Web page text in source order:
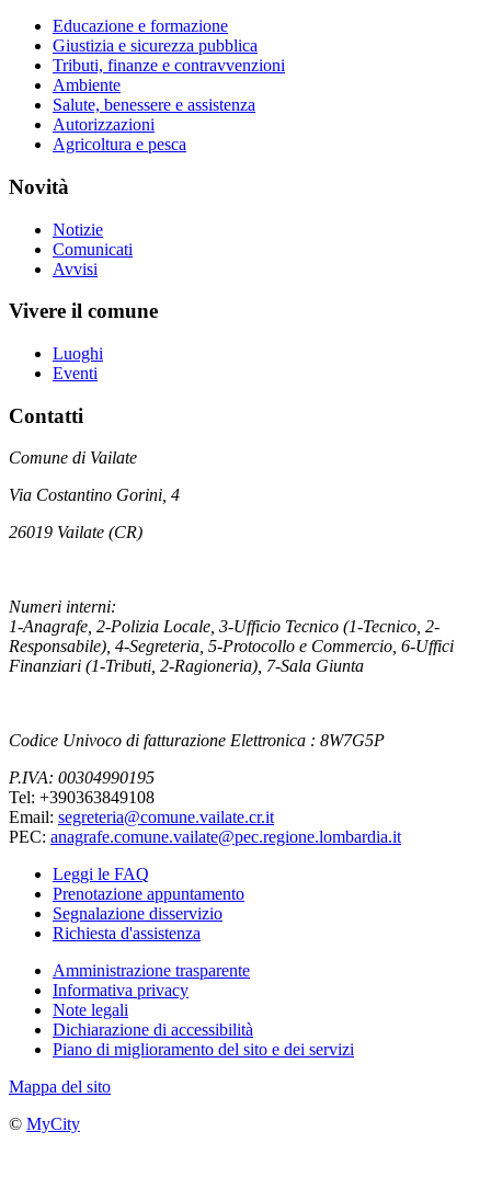
Educazione e formazione
Giustizia e sicurezza pubblica
Tributi, finanze e contravvenzioni
Ambiente
Salute, benessere e assistenza
Autorizzazioni
Agricoltura e pesca
Novità
Notizie
Comunicati
Avvisi
Vivere il comune
Luoghi
Eventi
Contatti
Comune di Vailate
Via Costantino Gorini, 4
26019 Vailate (CR)
Numeri interni:
1-Anagrafe, 2-Polizia Locale, 3-Ufficio Tecnico (1-Tecnico, 2-
Responsabile), 4-Segreteria, 5-Protocollo e Commercio, 6-Uffici
Finanziari (1-Tributi, 2-Ragioneria), 7-Sala Giunta
Codice Univoco di fatturazione Elettronica : 8W7G5P
P.IVA: 00304990195
Tel: +390363849108
Email: segreteria@comune.vailate.cr.it
PEC: anagrafe.comune.vailate@pec.regione.lombardia.it
Leggi le FAQ
Prenotazione appuntamento
Segnalazione disservizio
Richiesta d'assistenza
Amministrazione trasparente
Informativa privacy
Note legali
Dichiarazione di accessibilità
Piano di miglioramento del sito e dei servizi
Mappa del sito
© MyCity